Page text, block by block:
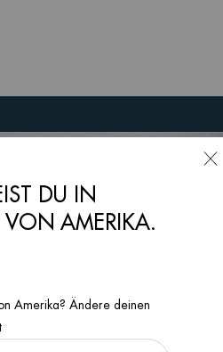
DU IN
VON AMERIKA.
Amerika? Ändere deinen